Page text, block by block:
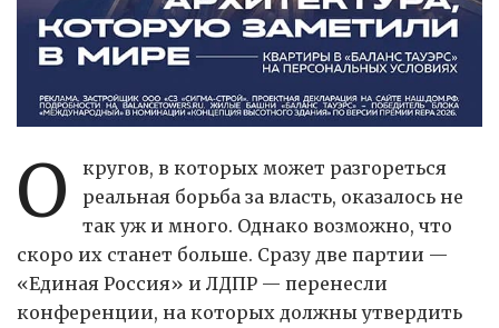
О
кругов, в которых может разгореться
реальная борьба за власть, оказалось не
так уж и много. Однако возможно, что
скоро их станет больше. Сразу две партии —
«Единая Россия» и ЛДПР — перенесли
конференции, на которых должны утвердить